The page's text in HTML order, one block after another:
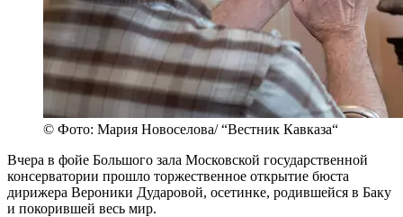
© Фото: Мария Новоселова/ “Вестник Кавказа“
Вчера в фойе Большого зала Московской государственной
консерватории прошло торжественное открытие бюста
дирижера Вероники Дударовой, осетинке, родившейся в Баку
и покорившей весь мир.